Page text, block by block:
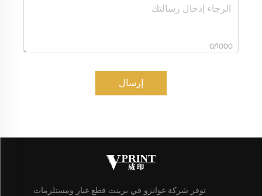
0/1000
إرسال
توفر شركة غوانزو في برينت قطع غيار ومستلزمات